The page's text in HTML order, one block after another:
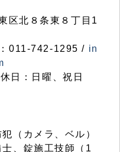
北８条東８丁目1
011-742-1295 / in
日：日曜、祝日
犯（カメラ、ベル）
、錠施工技師（1